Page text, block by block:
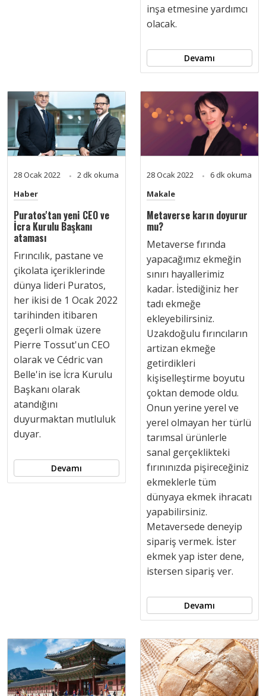
inşa etmesine yardımcı
olacak.
Devamı
28 Ocak 2022
2 dk okuma
Haber
Puratos'tan yeni CEO ve
İcra Kurulu Başkanı
ataması
Fırıncılık, pastane ve
çikolata içeriklerinde
dünya lideri Puratos,
her ikisi de 1 Ocak 2022
tarihinden itibaren
geçerli olmak üzere
Pierre Tossut'un CEO
olarak ve Cédric van
Belle'in ise İcra Kurulu
Başkanı olarak
atandığını
duyurmaktan mutluluk
duyar.
Devamı
28 Ocak 2022
6 dk okuma
Makale
Metaverse karın doyurur
mu?
Metaverse fırında
yapacağımız ekmeğin
sınırı hayallerimiz
kadar. İstediğiniz her
tadı ekmeğe
ekleyebilirsiniz.
Uzakdoğulu fırıncıların
artizan ekmeğe
getirdikleri
kişiselleştirme boyutu
çoktan demode oldu.
Onun yerine yerel ve
yerel olmayan her türlü
tarımsal ürünlerle
sanal gerçeklikteki
fırınınızda pişireceğiniz
ekmeklerle tüm
dünyaya ekmek ihracatı
yapabilirsiniz.
Metaversede deneyip
sipariş vermek. İster
ekmek yap ister dene,
istersen sipariş ver.
Devamı